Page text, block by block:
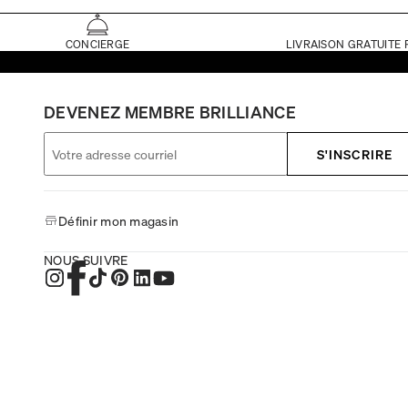
CONCIERGE LIVRAISON GRATUITE
DEVENEZ MEMBRE BRILLIANCE
S'INSCRIRE
Définir mon magasin
NOUS SUIVRE